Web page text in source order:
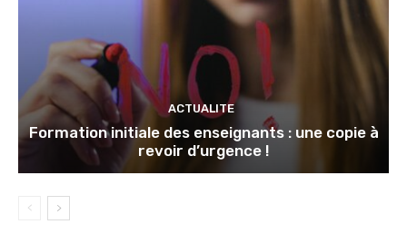
ACTUALITE
Formation initiale des enseignants : une copie à
revoir d’urgence !